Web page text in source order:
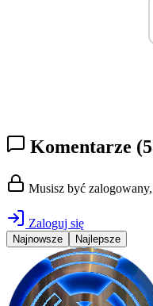
Komentarze
Musisz być
Zaloguj się
Najnowsze Najlepsze